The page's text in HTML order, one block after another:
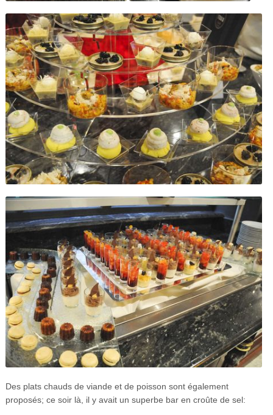
Des plats chauds de viande et de poisson sont également
proposés; ce soir là, il y avait un superbe bar en croûte de sel: